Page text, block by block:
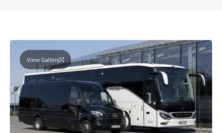
View Gallery